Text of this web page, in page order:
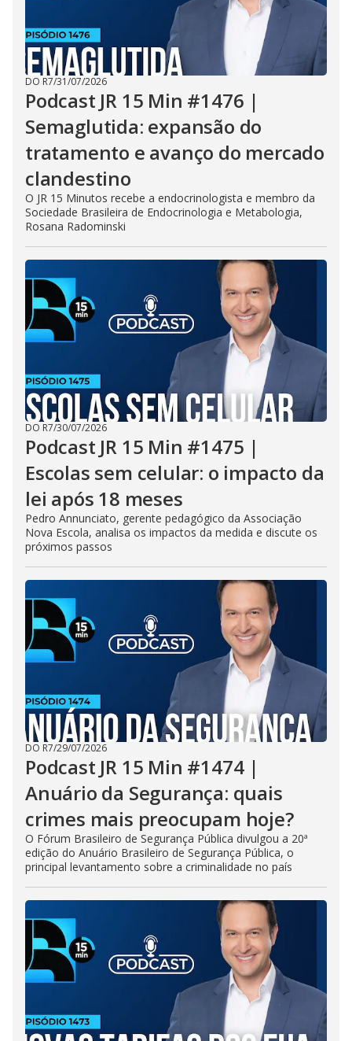
DO R7/31/07/2026
Podcast JR 15 Min #1476 |
Semaglutida: expansão do
tratamento e avanço do mercado
clandestino
O JR 15 Minutos recebe a endocrinologista e membro da
Sociedade Brasileira de Endocrinologia e Metabologia,
Rosana Radominski
DO R7/30/07/2026
Podcast JR 15 Min #1475 |
Escolas sem celular: o impacto da
lei após 18 meses
Pedro Annunciato, gerente pedagógico da Associação
Nova Escola, analisa os impactos da medida e discute os
próximos passos
DO R7/29/07/2026
Podcast JR 15 Min #1474 |
Anuário da Segurança: quais
crimes mais preocupam hoje?
O Fórum Brasileiro de Segurança Pública divulgou a 20ª
edição do Anuário Brasileiro de Segurança Pública, o
principal levantamento sobre a criminalidade no país